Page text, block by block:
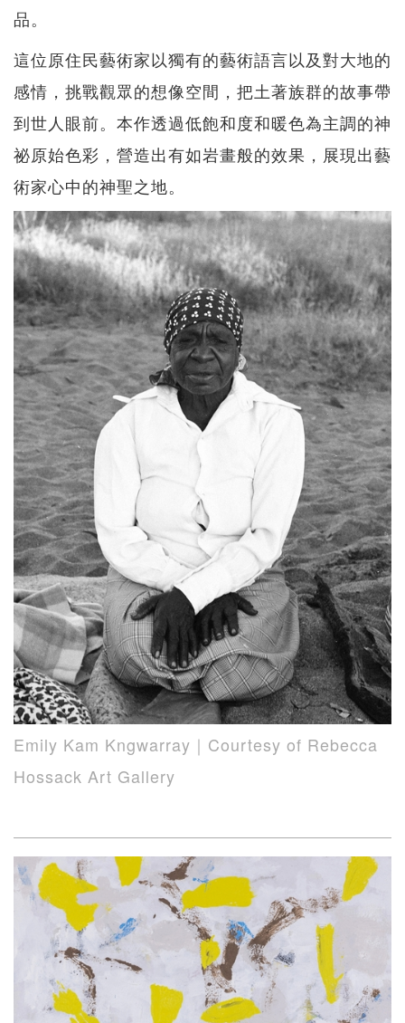
品。
這位原住民藝術家以獨有的藝術語言以及對大地的
感情，挑戰觀眾的想像空間，把土著族群的故事帶
到世人眼前。本作透過低飽和度和暖色為主調的神
祕原始色彩，營造出有如岩畫般的效果，展現出藝
術家心中的神聖之地。
Emily Kam Kngwarray｜Courtesy of Rebecca
Hossack Art Gallery